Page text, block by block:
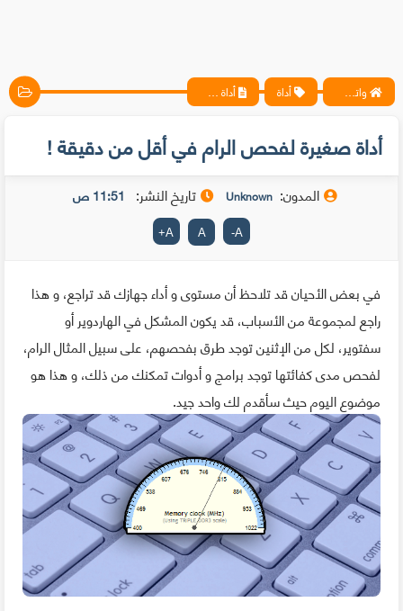
واتس آب ، فيسبوك ، أنترنت ، شروحات تقنية حصرية - المحترف أداة أداة صغيرة لفحص الرام في أقل من دقيقة !
أداة صغيرة لفحص الرام في أقل من دقيقة !
المدون: Unknown تاريخ النشر: 11:51 ص
A
-
A
A
+
في بعض الأحيان قد تلاحظ أن مستوى و أداء جهازك قد تراجع، و هذا
راجع لمجموعة من الأسباب، قد يكون المشكل في الهاردوير أو
سفتوير، لكل من الإثنين توجد طرق بفحصهم، على سبيل المثال الرام،
لفحص مدى كفائتها توجد برامج و أدوات تمكنك من ذلك، و هذا هو
موضوع اليوم حيث سأقدم لك واحد جيد.